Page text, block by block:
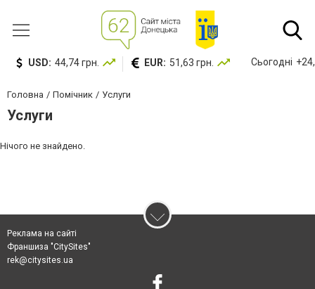
USD: 44,74 грн. EUR: 51,63 грн. Сьогодні
Головна Помічник Услуги
Услуги
Нічого не знайдено.
Реклама на сайті
Франшиза "CitySites"
rek@citysites.ua